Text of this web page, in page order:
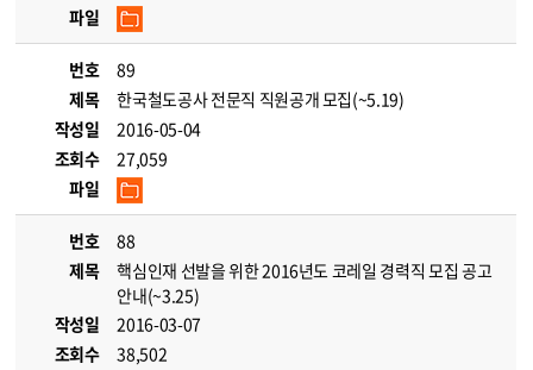
파일
번호
89
제목
한국철도공사 전문직 직원공개 모집(~5.19)
작성일
2016-05-04
조회수
27,059
파일
번호
88
제목
핵심인재 선발을 위한 2016년도 코레일 경력직 모집 공고
안내(~3.25)
작성일
2016-03-07
조회수
38,502